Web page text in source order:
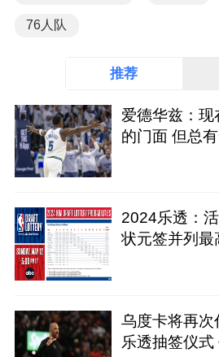
76人队
推荐
爱德华兹：现
的门面 但总
2024乐透：
状元签并列最
乌度卡将再
乐透抽签仪